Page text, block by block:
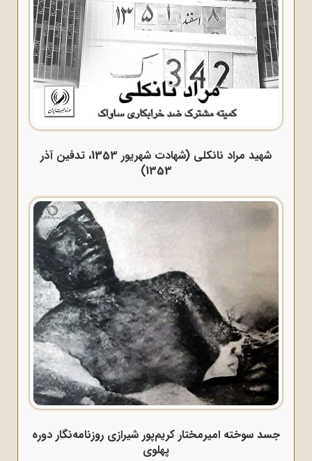
شهید مراد نانکلی (شهادت شهریور 1353، تدفین آذر
1353)
جسد سوخته امیرمختار کریم‌پور شیرازی روزنامه‌نگار دوره
پهلوی